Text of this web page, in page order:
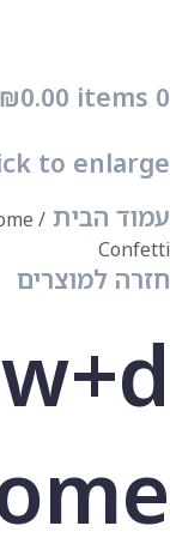
0
items
₪0.00
to enlarge
עמוד הבית
Confetti
חזרה למוצרים
w+d